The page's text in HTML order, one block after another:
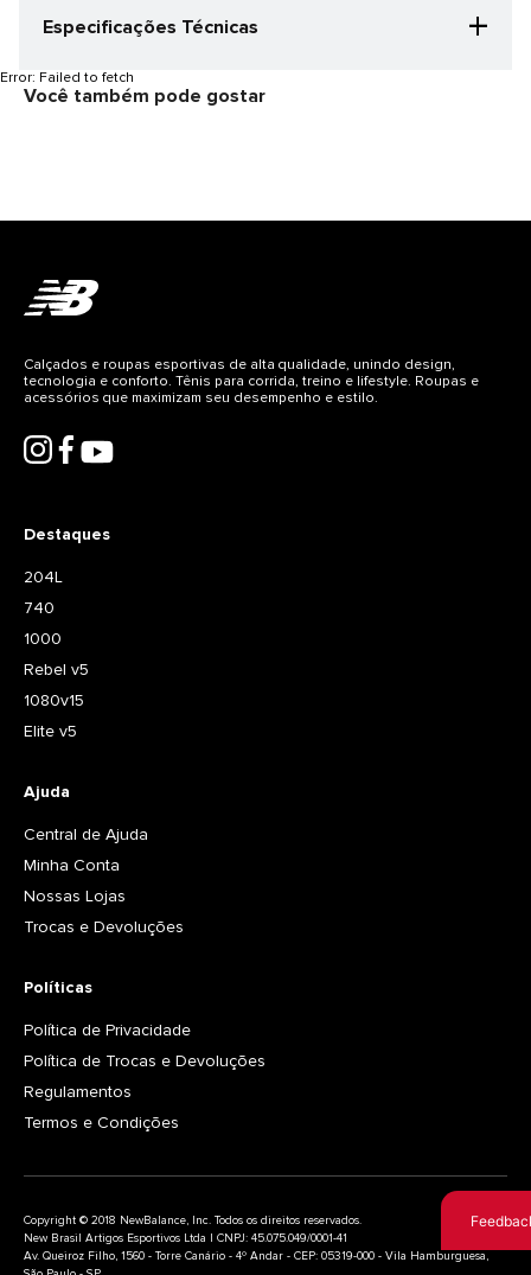
Especificações Técnicas +
Categoria Especificação
Corrida
Detalhes do produto
Tecnologias
Error: Failed to fetch
Você também pode gostar
Destaques
204L
740
1000
Rebel v5
1080v15
Elite v5
Ajuda
Central de Ajuda
Minha Conta
Nossas Lojas
Trocas e Devoluções
Políticas
Política de Privacidade
Política de Trocas e Devoluções
Regulamentos
Termos e Condições
Calçados e roupas esportivas de alta qualidade, unindo design,
tecnologia e conforto. Tênis para corrida, treino e lifestyle. Roupas e
acessórios que maximizam seu desempenho e estilo.
Copyright © 2018 NewBalance, Inc. Todos os direitos reservados.
New Brasil Artigos Esportivos Ltda | CNPJ: 45.075.049/0001-41
Av. Queiroz Filho, 1560 - Torre Canário - 4º Andar - CEP: 05319-000 - Vila Hamburguesa,